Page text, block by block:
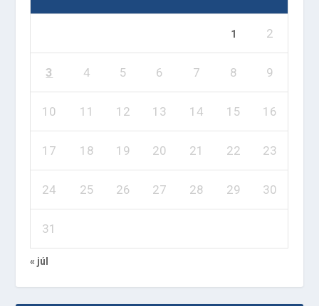
1 2
3 4 5 6 7 8 9
10 11 12 13 14 15 16
17 18 19 20 21 22 23
24 25 26 27 28 29 30
31
« júl